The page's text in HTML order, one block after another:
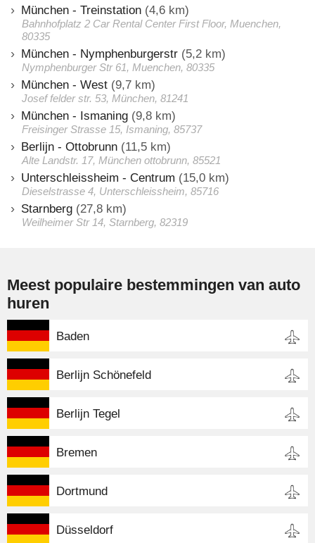
München - Treinstation (4,6 km)
Bahnhofplatz 2 Car Rental Center First Floor, Muenchen,
80335
München - Nymphenburgerstr (5,2 km)
Nymphenburger Str 61, Muenchen, 80335
München - West (9,7 km)
Josef felder str. 53, München, 81241
München - Ismaning (9,8 km)
Freisinger Strasse 15, Ismaning, 85737
Berlijn - Ottobrunn (11,5 km)
Alte Landstr. 17, München ottobrunn, 85521
Unterschleissheim - Centrum (15,0 km)
Dieselstrasse 4, Unterschleissheim, 85716
Starnberg (27,8 km)
Weilheimer Str 14, Starnberg, 82319
Meest populaire bestemmingen van auto
huren
Baden
Berlijn Schönefeld
Berlijn Tegel
Bremen
Dortmund
Düsseldorf